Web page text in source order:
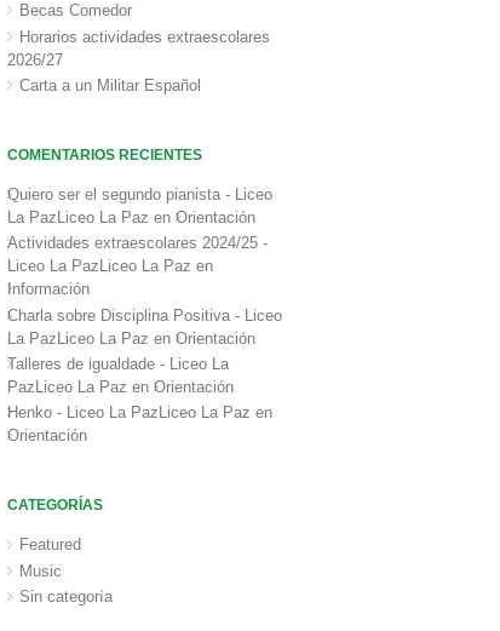
Becas Comedor
Horarios actividades extraescolares
2026/27
Carta a un Militar Español
COMENTARIOS RECIENTES
Quiero ser el segundo pianista - Liceo
La PazLiceo La Paz enOrientación
Actividades extraescolares 2024/25 -
Liceo La PazLiceo La Paz en
Información
Charla sobre Disciplina Positiva - Liceo
La PazLiceo La Paz enOrientación
Talleres de igualdade - Liceo La
PazLiceo La Paz enOrientación
Henko - Liceo La PazLiceo La Paz en
Orientación
CATEGORÍAS
Featured
Music
Sin categoría